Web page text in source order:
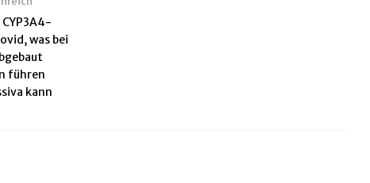
kann ALLGEMEIN
als Inhalation und Nasenspray
Alyftrek zugelassen
Grippeschutzimpfung bei CF. Stand Oktober 2024
was bei
führen
kann